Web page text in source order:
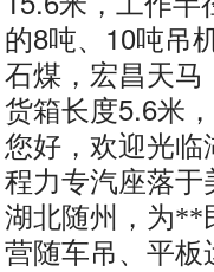
的8吨、10吨吊
石煤，宏昌天
货箱长度5.6米
您好，欢迎光临
程力专汽座落
湖北随州，为**
营随车吊、平板